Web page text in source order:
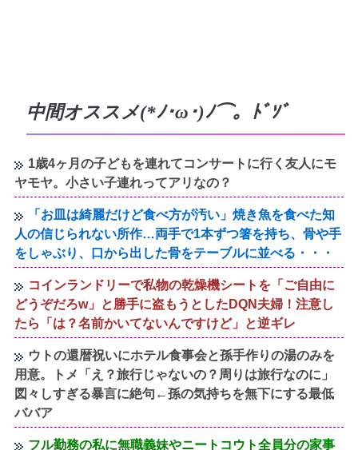
中間オススメ(*ﾉ･ω･)ﾉ⌒。ﾄﾞｿﾞ
1歳4ヶ月の子どもを連れてコンサートに行く友人にモ
ヤモヤ。小さい子連れってアリなの？
「お皿は綺麗だけど食べ方が汚い」焼き魚を食べた知
人の信じられない所作…両手で1本ずつ箸を持ち、骨や手
をしゃぶり、口から出した骨をテーブルに並べる・・・
コインランドリーで私物の乾燥機シートを「ご自由に
どうぞだろw」と勝手に盗もうとしたDQN夫婦！注意し
たら「は？名前かいてないんですけど」と逆ギレ
ウトの還暦祝いにホテル食事会と孫手作りの湯のみを
用意。トメ「え？旅行じゃないの？周りは旅行なのに」
図々しすぎる暴言に絶句←孫の気持ちを無下にする最低
ババア
フル勤務の私に無職義妹やニートコウト全員分の家事